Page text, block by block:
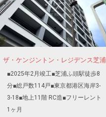
ザ・ケンジントン・レジデンス芝浦
■2025年2月竣工■芝浦ふ頭駅徒歩8
分■総戸数114戸■東京都港区海岸3-
3-18■地上11階 RC造■フリーレント
1ヶ月